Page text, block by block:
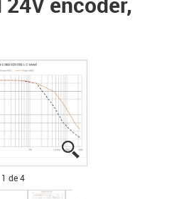
igus-icon-lupe
igus-icon-lupe
igus-icon-lupe
igus-icon-lupe
1 de 4